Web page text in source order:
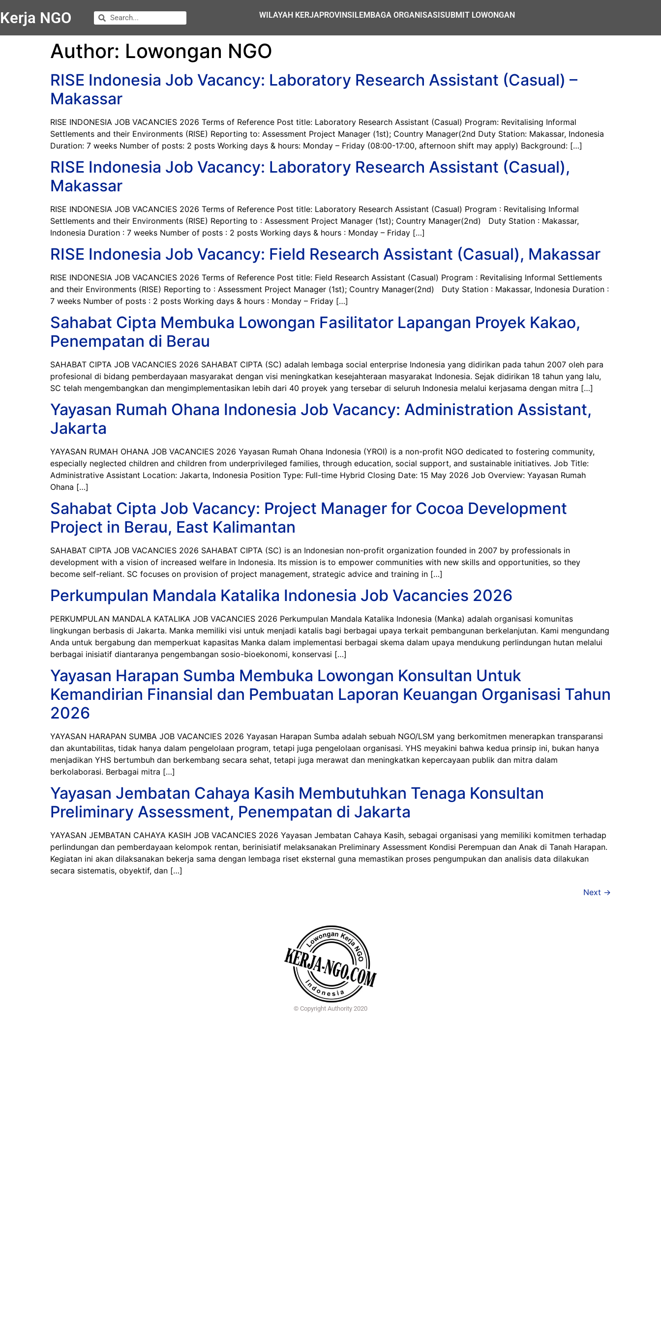
Kerja NGO WILAYAH KERJAPROVINSILEMBAGA ORGANISASISUBMIT LOWONGAN
Author: Lowongan NGO
RISE Indonesia Job Vacancy: Laboratory Research Assistant (Casual) –
Makassar
RISE INDONESIA JOB VACANCIES 2026 Terms of Reference Post title: Laboratory Research Assistant (Casual) Program: Revitalising Informal
Settlements and their Environments (RISE) Reporting to: Assessment Project Manager (1st); Country Manager(2nd Duty Station: Makassar, Indonesia
Duration: 7 weeks Number of posts: 2 posts Working days & hours: Monday – Friday (08:00-17:00, afternoon shift may apply) Background: […]
RISE Indonesia Job Vacancy: Laboratory Research Assistant (Casual),
Makassar
RISE INDONESIA JOB VACANCIES 2026 Terms of Reference Post title: Laboratory Research Assistant (Casual) Program : Revitalising Informal
Settlements and their Environments (RISE) Reporting to : Assessment Project Manager (1st); Country Manager(2nd) Duty Station : Makassar,
Indonesia Duration : 7 weeks Number of posts : 2 posts Working days & hours : Monday – Friday […]
RISE Indonesia Job Vacancy: Field Research Assistant (Casual), Makassar
RISE INDONESIA JOB VACANCIES 2026 Terms of Reference Post title: Field Research Assistant (Casual) Program : Revitalising Informal Settlements
and their Environments (RISE) Reporting to : Assessment Project Manager (1st); Country Manager(2nd) Duty Station : Makassar, Indonesia Duration :
7 weeks Number of posts : 2 posts Working days & hours : Monday – Friday […]
Sahabat Cipta Membuka Lowongan Fasilitator Lapangan Proyek Kakao,
Penempatan di Berau
SAHABAT CIPTA JOB VACANCIES 2026 SAHABAT CIPTA (SC) adalah lembaga social enterprise Indonesia yang didirikan pada tahun 2007 oleh para
profesional di bidang pemberdayaan masyarakat dengan visi meningkatkan kesejahteraan masyarakat Indonesia. Sejak didirikan 18 tahun yang lalu,
SC telah mengembangkan dan mengimplementasikan lebih dari 40 proyek yang tersebar di seluruh Indonesia melalui kerjasama dengan mitra […]
Yayasan Rumah Ohana Indonesia Job Vacancy: Administration Assistant,
Jakarta
YAYASAN RUMAH OHANA JOB VACANCIES 2026 Yayasan Rumah Ohana Indonesia (YROI) is a non-profit NGO dedicated to fostering community,
especially neglected children and children from underprivileged families, through education, social support, and sustainable initiatives. Job Title:
Administrative Assistant Location: Jakarta, Indonesia Position Type: Full-time Hybrid Closing Date: 15 May 2026 Job Overview: Yayasan Rumah
Ohana […]
Sahabat Cipta Job Vacancy: Project Manager for Cocoa Development
Project in Berau, East Kalimantan
SAHABAT CIPTA JOB VACANCIES 2026 SAHABAT CIPTA (SC) is an Indonesian non-profit organization founded in 2007 by professionals in
development with a vision of increased welfare in Indonesia. Its mission is to empower communities with new skills and opportunities, so they
become self-reliant. SC focuses on provision of project management, strategic advice and training in […]
Perkumpulan Mandala Katalika Indonesia Job Vacancies 2026
PERKUMPULAN MANDALA KATALIKA JOB VACANCIES 2026 Perkumpulan Mandala Katalika Indonesia (Manka) adalah organisasi komunitas
lingkungan berbasis di Jakarta. Manka memiliki visi untuk menjadi katalis bagi berbagai upaya terkait pembangunan berkelanjutan. Kami mengundang
Anda untuk bergabung dan memperkuat kapasitas Manka dalam implementasi berbagai skema dalam upaya mendukung perlindungan hutan melalui
berbagai inisiatif diantaranya pengembangan sosio-bioekonomi, konservasi […]
Yayasan Harapan Sumba Membuka Lowongan Konsultan Untuk
Kemandirian Finansial dan Pembuatan Laporan Keuangan Organisasi Tahun
2026
YAYASAN HARAPAN SUMBA JOB VACANCIES 2026 Yayasan Harapan Sumba adalah sebuah NGO/LSM yang berkomitmen menerapkan transparansi
dan akuntabilitas, tidak hanya dalam pengelolaan program, tetapi juga pengelolaan organisasi. YHS meyakini bahwa kedua prinsip ini, bukan hanya
menjadikan YHS bertumbuh dan berkembang secara sehat, tetapi juga merawat dan meningkatkan kepercayaan publik dan mitra dalam
berkolaborasi. Berbagai mitra […]
Yayasan Jembatan Cahaya Kasih Membutuhkan Tenaga Konsultan
Preliminary Assessment, Penempatan di Jakarta
YAYASAN JEMBATAN CAHAYA KASIH JOB VACANCIES 2026 Yayasan Jembatan Cahaya Kasih, sebagai organisasi yang memiliki komitmen terhadap
perlindungan dan pemberdayaan kelompok rentan, berinisiatif melaksanakan Preliminary Assessment Kondisi Perempuan dan Anak di Tanah Harapan.
Kegiatan ini akan dilaksanakan bekerja sama dengan lembaga riset eksternal guna memastikan proses pengumpukan dan analisis data dilakukan
secara sistematis, obyektif, dan […]
Next →
© Copyright Authority 2020